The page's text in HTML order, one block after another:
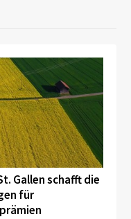
Gallen schafft die
für